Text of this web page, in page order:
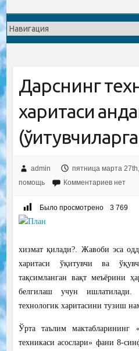
Дарснинг
харитаси
admin пятница марта
помощь
Комментариев нет
Было просмотрено 3 769
хизмат қилади?. Жавоби эса
харитаси ўқитувчи ва
тақсимланган вақт меъёрини
белгилаш учун
технологик харитасини тузиш
Ўрта таълим мактабларининг
техникаси асослари» фани 8-